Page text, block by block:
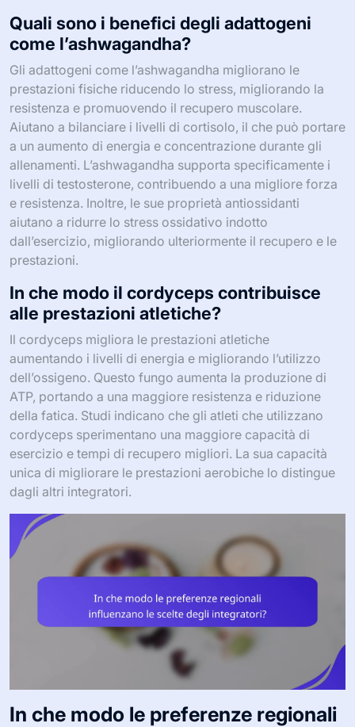
Quali sono i benefici degli adattogeni
come l’ashwagandha?
Gli adattogeni come l’ashwagandha migliorano le
prestazioni fisiche riducendo lo stress, migliorando la
resistenza e promuovendo il recupero muscolare.
Aiutano a bilanciare i livelli di cortisolo, il che può portare
a un aumento di energia e concentrazione durante gli
allenamenti. L’ashwagandha supporta specificamente i
livelli di testosterone, contribuendo a una migliore forza
e resistenza. Inoltre, le sue proprietà antiossidanti
aiutano a ridurre lo stress ossidativo indotto
dall’esercizio, migliorando ulteriormente il recupero e le
prestazioni.
In che modo il cordyceps contribuisce
alle prestazioni atletiche?
Il cordyceps migliora le prestazioni atletiche
aumentando i livelli di energia e migliorando l’utilizzo
dell’ossigeno. Questo fungo aumenta la produzione di
ATP, portando a una maggiore resistenza e riduzione
della fatica. Studi indicano che gli atleti che utilizzano
cordyceps sperimentano una maggiore capacità di
esercizio e tempi di recupero migliori. La sua capacità
unica di migliorare le prestazioni aerobiche lo distingue
dagli altri integratori.
In che modo le preferenze regionali